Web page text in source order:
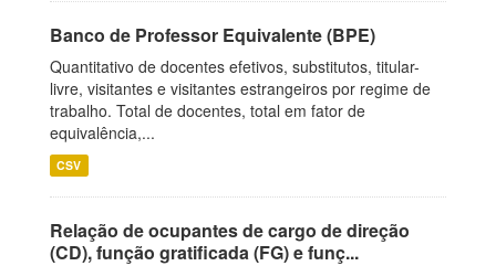
Banco de Professor Equivalente (BPE)
Quantitativo de docentes efetivos, substitutos, titular-
livre, visitantes e visitantes estrangeiros por regime de
trabalho. Total de docentes, total em fator de
equivalência,...
CSV
Relação de ocupantes de cargo de direção
(CD), função gratificada (FG) e funç...